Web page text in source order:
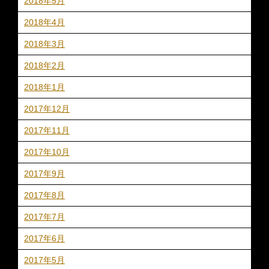
2018年4月
2018年3月
2018年2月
2018年1月
2017年12月
2017年11月
2017年10月
2017年9月
2017年8月
2017年7月
2017年6月
2017年5月